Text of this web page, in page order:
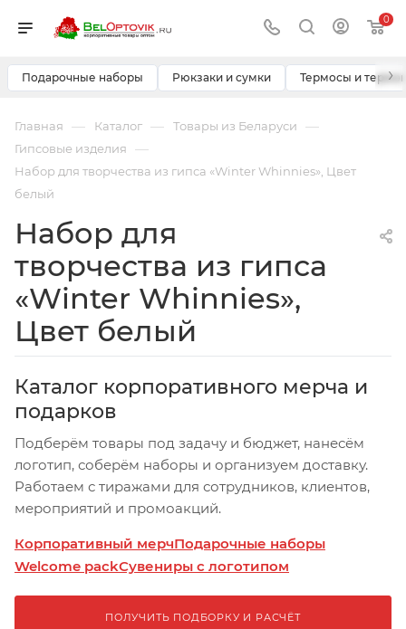
0
Подарочные наборы Рюкзаки и сумки Термосы и ›
Главная — Каталог — Товары из Беларуси —
Гипсовые изделия —
Набор для творчества из гипса «Winter Whinnies», Цвет
белый
Набор для
творчества из гипса
«Winter Whinnies»,
Цвет белый
Каталог корпоративного мерча и
подарков
Подберём товары под задачу и бюджет, нанесём
логотип, соберём наборы и организуем доставку.
Работаем с тиражами для сотрудников, клиентов,
мероприятий и промоакций.
Корпоративный мерчПодарочные наборы
Welcome packСувениры с логотипом
ПОЛУЧИТЬ ПОДБОРКУ И РАСЧЁТ